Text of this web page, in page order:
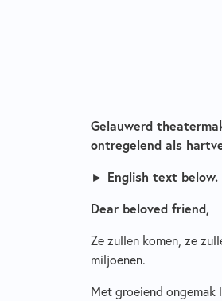
Gelauwerd
ontregelend als
► English text below.
Dear beloved friend,
Ze zullen komen, ze
miljoenen.
Met groeiend ongemak